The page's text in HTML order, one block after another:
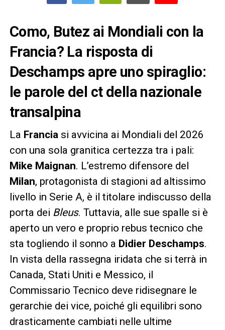
Como, Butez ai Mondiali con la
Francia? La risposta di
Deschamps apre uno spiraglio:
le parole del ct della nazionale
transalpina
La Francia si avvicina ai Mondiali del 2026
con una sola granitica certezza tra i pali:
Mike Maignan. L’estremo difensore del
Milan, protagonista di stagioni ad altissimo
livello in Serie A, è il titolare indiscusso della
porta dei Bleus. Tuttavia, alle sue spalle si è
aperto un vero e proprio rebus tecnico che
sta togliendo il sonno a Didier Deschamps.
In vista della rassegna iridata che si terrà in
Canada, Stati Uniti e Messico, il
Commissario Tecnico deve ridisegnare le
gerarchie dei vice, poiché gli equilibri sono
drasticamente cambiati nelle ultime